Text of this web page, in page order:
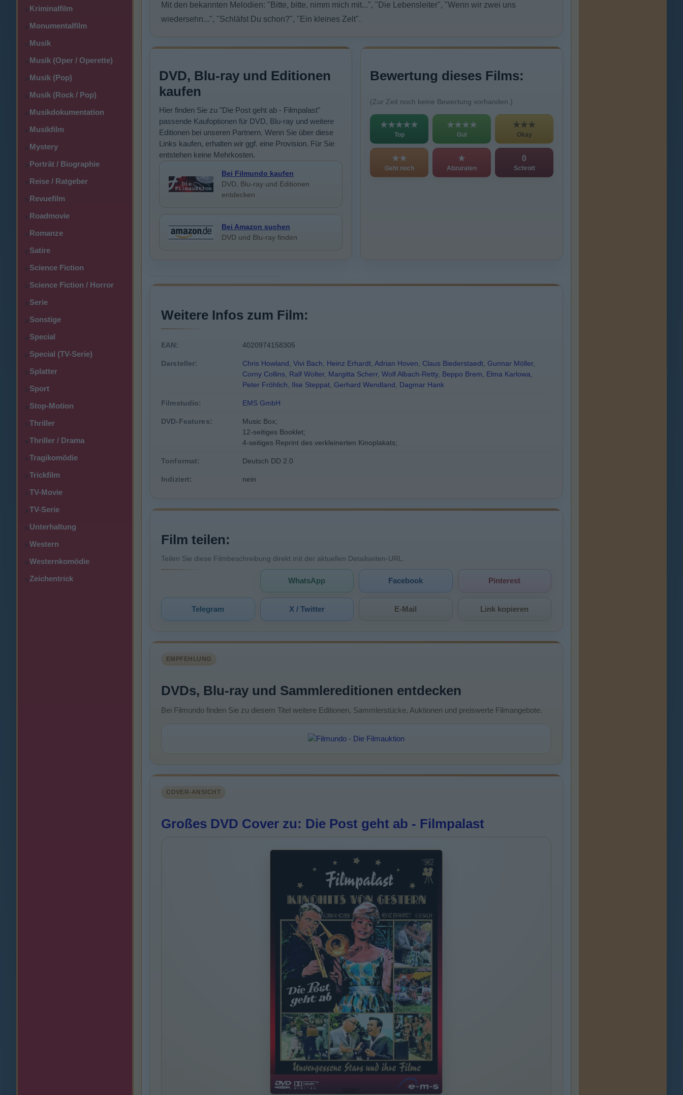
>Kriminalfilm
>Monumentalfilm
>Musik
>Musik (Oper / Operette)
>Musik (Pop)
>Musik (Rock / Pop)
>Musikdokumentation
>Musikfilm
>Mystery
>Porträt / Biographie
>Reise / Ratgeber
>Revuefilm
>Roadmovie
>Romanze
>Satire
>Science Fiction
>Science Fiction / Horror
>Serie
>Sonstige
>Special
>Special (TV-Serie)
>Splatter
>Sport
>Stop-Motion
>Thriller
>Thriller / Drama
>Tragikomödie
>Trickfilm
>TV-Movie
>TV-Serie
>Unterhaltung
>Western
>Westernkomödie
>Zeichentrick
Mit den bekannten Melodien: "Bitte, bitte, nimm mich mit...", "Die Lebensleiter", "Wenn wir zwei uns
wiedersehn...", "Schläfst Du schon?", "Ein kleines Zelt".
DVD, Blu-ray und Editionen
kaufen
Hier finden Sie zu "Die Post geht ab - Filmpalast"
passende Kaufoptionen für DVD, Blu-ray und weitere
Editionen bei unseren Partnern. Wenn Sie über diese
Links kaufen, erhalten wir ggf. eine Provision. Für Sie
entstehen keine Mehrkosten.
Bei Filmundo kaufen
DVD, Blu-ray und Editionen
entdecken
Bei Amazon suchen
DVD und Blu-ray finden
Bewertung dieses Films:
(Zur Zeit noch keine Bewertung vorhanden.)
★★★★★
Top
★★★★
Gut
★★★
Okay
★★
Geht noch
★
Abzuraten
0
Schrott
Weitere Infos zum Film:
EAN: 4020974158305
Darsteller: Chris Howland Vivi Bach Heinz Erhardt Adrian Hoven Claus Biederstaedt Gunnar Möller,
Corny Collins Ralf Wolter, Margitta Scherr, Wolf Albach-Retty, Beppo Brem Elma Karlowa
Peter Fröhlich
Ilse Steppat Gerhard Wendland Dagmar Hank
Filmstudio: EMS GmbH
DVD-Features:
Music Box;
12-seitiges Booklet;
4-seitiges Reprint des verkleinerten Kinoplakats;
Tonformat: Deutsch DD 2.0
Indiziert: nein
Film teilen:
Teilen Sie diese Filmbeschreibung direkt mit der aktuellen Detailseiten-URL.
WhatsApp Facebook Pinterest
Telegram X / Twitter E-Mail Link kopieren
EMPFEHLUNG
DVDs, Blu-ray und Sammlereditionen entdecken
Bei Filmundo finden Sie zu diesem Titel weitere Editionen, Sammlerstücke, Auktionen und preiswerte Filmangebote.
COVER-ANSICHT
Großes DVD Cover zu: Die Post geht ab - Filmpalast